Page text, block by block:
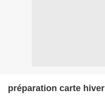
préparation carte hiver